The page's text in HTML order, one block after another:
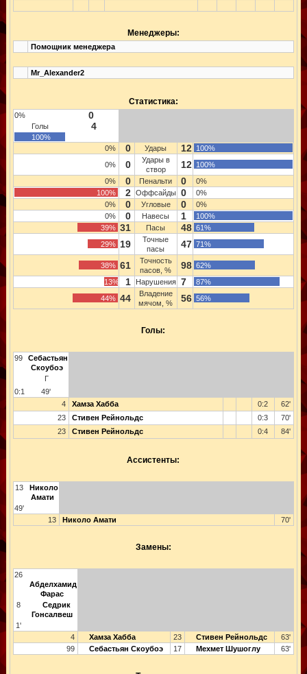
Менеджеры:
Помощник менеджера
Mr_Alexander2
Статистика:
0% 0
Голы 4
100%
0%
0 Удары 12 100%
0%
0
Удары в
створ
12 100%
0%
0 Пенальти 0
0%
100%
2 Оффсайды 0
0%
0%
0 Угловые 0
0%
0%
0 Навесы 1
100%
39% 31 Пасы 48 61%
29% 19
Точные
пасы
47 71%
38% 61
Точность
пасов, %
98 62%
13%
1 Нарушения 7
87%
44% 44
Владение
мячом, %
56 56%
Голы:
99
Себастьян
Скоубоэ
Г
0:1
49'
4
Хамза Хабба 0:2
62'
23
Стивен Рейнольдс 0:3
70'
23
Стивен Рейнольдс 0:4 84'
Ассистенты:
13
Николо
Амати
49'
13
Николо Амати 70'
Замены:
26
Абделхамид
Фарас
8
Седрик
Гонсалвеш
1'
4
Хамза Хабба 23 Стивен Рейнольдс
63'
99
Себастьян Скоубоэ 17 Мехмет Шушоглу 63'